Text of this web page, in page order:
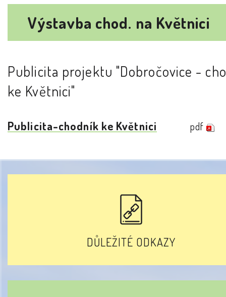
Výstavba chod. na Květnici
Publicita projektu "Dobročovice -
ke Květnici"
Publicita-chodník ke Květnici pdf
DŮLEŽITÉ ODKAZY